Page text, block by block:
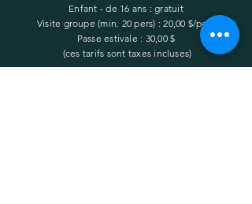
Enfant - de 16 ans : gratuit
Visite groupe (min. 20 pers) : 20,00 $/pers
Passe estivale : 30,00 $
(ces tarifs sont taxes incluses)